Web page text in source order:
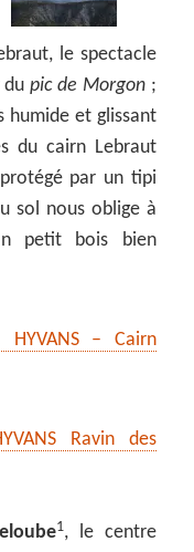
le spectacle
dupic de Morgon;
humide et glissant
du cairn Lebraut
par un tipi
sol nous oblige à
petit bois bien
– Cairn
Ravin des
1 , le centre